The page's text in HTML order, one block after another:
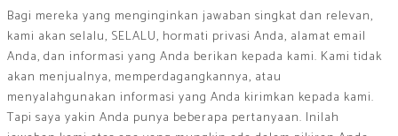
Bagi mereka yang menginginkan jawaban singkat dan relevan,
kami akan selalu, SELALU, hormati privasi Anda, alamat email
Anda, dan informasi yang Anda berikan kepada kami. Kami tidak
akan menjualnya, memperdagangkannya, atau
menyalahgunakan informasi yang Anda kirimkan kepada kami.
Tapi saya yakin Anda punya beberapa pertanyaan. Inilah